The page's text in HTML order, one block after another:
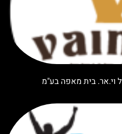
וי.אר. בית מאפה בע"מ